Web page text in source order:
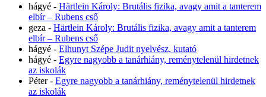
hágyé - Härtlein Károly: Brutális fizika, avagy amit a tanterem
elbír – Rubens cső
geza - Härtlein Károly: Brutális fizika, avagy amit a tanterem
elbír – Rubens cső
hágyé - Elhunyt Szépe Judit nyelvész, kutató
hágyé - Egyre nagyobb a tanárhiány, reménytelenül hirdetnek
az iskolák
Péter- Egyre nagyobb a tanárhiány, reménytelenül hirdetnek
az iskolák